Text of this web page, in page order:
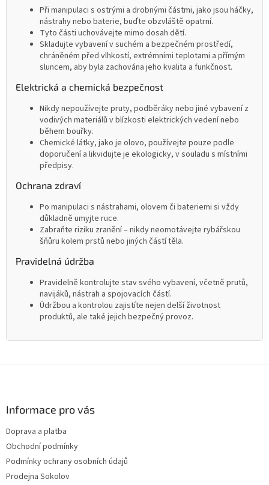
Při manipulaci s ostrými a drobnými částmi, jako jsou háčky,
nástrahy nebo baterie, buďte obzvláště opatrní.
Tyto části uchovávejte mimo dosah dětí.
Skladujte vybavení v suchém a bezpečném prostředí,
chráněném před vlhkostí, extrémními teplotami a přímým
sluncem, aby byla zachována jeho kvalita a funkčnost.
Elektrická a chemická bezpečnost
Nikdy nepoužívejte pruty, podběráky nebo jiné vybavení z
vodivých materiálů v blízkosti elektrických vedení nebo
během bouřky.
Chemické látky, jako je olovo, používejte pouze podle
doporučení a likvidujte je ekologicky, v souladu s místními
předpisy.
Ochrana zdraví
Po manipulaci s nástrahami, olovem či bateriemi si vždy
důkladně umyjte ruce.
Zabraňte riziku zranění – nikdy neomotávejte rybářskou
šňůru kolem prstů nebo jiných částí těla.
Pravidelná údržba
Pravidelně kontrolujte stav svého vybavení, včetně prutů,
navijáků, nástrah a spojovacích částí.
Údržbou a kontrolou zajistíte nejen delší životnost
produktů, ale také jejich bezpečný provoz.
Informace pro vás
Doprava a platba
Obchodní podmínky
Podmínky ochrany osobních údajů
Prodejna Sokolov